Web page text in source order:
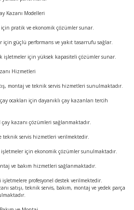
Kazanı Modelleri
pratik ve ekonomik çözümler sunar.
güçlü performans ve yakıt tasarrufu sağlar.
işletmeler için yüksek kapasiteli çözümler sunar.
Hizmetleri
montaj ve teknik servis hizmetleri sunulmaktadır.
ocakları için dayanıklı çay kazanları tercih
çay kazanı çözümleri sağlanmaktadır.
teknik servis hizmetleri verilmektedir.
işletmeler için ekonomik çözümler sunulmaktadır.
ve bakım hizmetleri sağlanmaktadır.
profesyonel destek verilmektedir.
satışı, teknik servis, bakım, montaj ve yedek parça